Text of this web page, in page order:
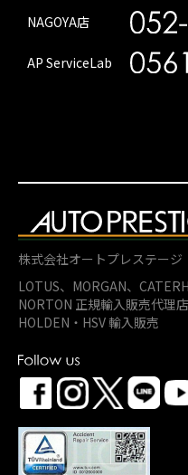
NAGOYA店
AP ServiceLab
株式会社オートプレステージ
LOTUS、MORGAN、
NORTON 正規輸入販売代理店
HOLDEN・HSV 輸入販売